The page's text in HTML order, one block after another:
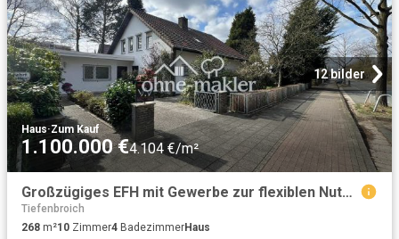
12 bilder
Haus·Zum Kauf
1.100.000 €4.104 €/m²
Großzügiges EFH mit Gewerbe zur flexiblen Nutzung auf sehr gut geschnittenen Grundstück in TOP Lage
Tiefenbroich
268 m²10 Zimmer4 BadezimmerHaus